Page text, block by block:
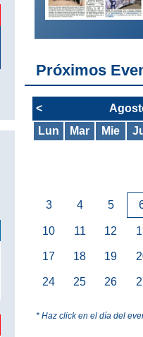
06/08/26 -
Próximos
<
Lun
Mar Mie
3 4 5
10 11 12
17 18 19
24 25 26
* Haz click en el día del